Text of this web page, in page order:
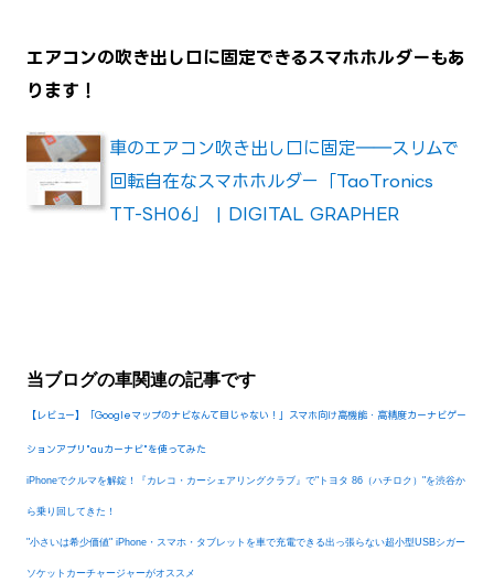
エアコンの吹き出し口に固定できるスマホホルダーもあ
ります！
車のエアコン吹き出し口に固定――スリムで
回転自在なスマホホルダー「TaoTronics
TT-SH06」 | DIGITAL GRAPHER
当ブログの車関連の記事です
【レビュー】「Googleマップのナビなんて目じゃない！」スマホ向け高機能・高精度カーナビゲー
ションアプリ"auカーナビ"を使ってみた
iPhoneでクルマを解錠！『カレコ・カーシェアリングクラブ』で"トヨタ 86（ハチロク）"を渋谷か
ら乗り回してきた！
"小さいは希少価値" iPhone・スマホ・タブレットを車で充電できる出っ張らない超小型USBシガー
ソケットカーチャージャーがオススメ